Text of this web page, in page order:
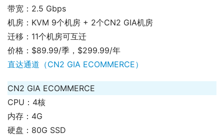
带宽：2.5 Gbps
机房：KVM 9个机房 + 2个CN2 GIA机房
迁移：11个机房可互迁
价格：$89.99/季，$299.99/年
直达通道（CN2 GIA ECOMMERCE）
CN2 GIA ECOMMERCE
CPU：4核
内存：4G
硬盘：80G SSD